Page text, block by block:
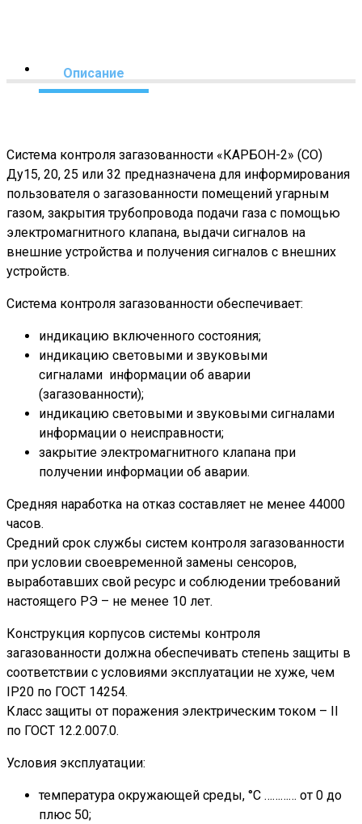
Описание
Система контроля загазованности «КАРБОН-2» (СО)
Ду15, 20, 25 или 32 предназначена для информирования
пользователя о загазованности помещений угарным
газом, закрытия трубопровода подачи газа с помощью
электромагнитного клапана, выдачи сигналов на
внешние устройства и получения сигналов с внешних
устройств.
Система контроля загазованности обеспечивает:
индикацию включенного состояния;
индикацию световыми и звуковыми
сигналами информации об аварии
(загазованности);
индикацию световыми и звуковыми сигналами
информации о неисправности;
закрытие электромагнитного клапана при
получении информации об аварии.
Средняя наработка на отказ составляет не менее 44000
часов.
Средний срок службы систем контроля загазованности
при условии своевременной замены сенсоров,
выработавших свой ресурс и соблюдении требований
настоящего РЭ – не менее 10 лет.
Конструкция корпусов системы контроля
загазованности должна обеспечивать степень защиты в
соответствии с условиями эксплуатации не хуже, чем
IP20 по ГОСТ 14254.
Класс защиты от поражения электрическим током – II
по ГОСТ 12.2.007.0.
Условия эксплуатации:
температура окружающей среды, °С ………… от 0 до
плюс 50;